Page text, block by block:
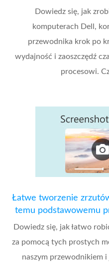
Dowiedz się, jak
komputerach Dell,
przewodnika krok po
wydajność i zaoszczędź
procesowi.
Łatwe tworzenie
temu podstawowemu
Dowiedz się, jak łatwo
za pomocą tych prostych
naszym przewodnikiem